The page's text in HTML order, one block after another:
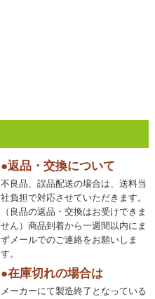
●返品・交換について
不良品、誤品配送の場合は、送料当
社負担で対応させていただきます。
（良品の返品・交換はお受けできま
せん）商品到着から一週間以内にま
ずメールでのご連絡をお願いしま
す。
●在庫切れの場合は
メーカーにて製造終了となっている